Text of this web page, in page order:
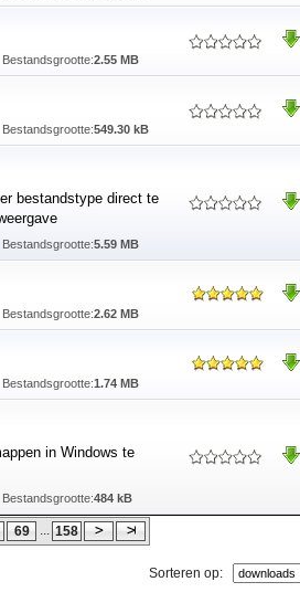
Bestandsgrootte:2.55 MB
Bestandsgrootte:549.30 kB
bestandstype direct te
Bestandsgrootte:5.59 MB
Bestandsgrootte:2.62 MB
Bestandsgrootte:1.74 MB
in Windows te
Bestandsgrootte:484 kB
69 ... 158
Sorteren op: